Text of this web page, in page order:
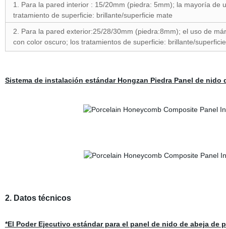
1. Para la pared interior : 15/20mm (piedra: 5mm); la mayoría de
tratamiento de superficie: brillante/superficie mate
2. Para la pared exterior:25/28/30mm (piedra:8mm); el uso de
con color oscuro; los tratamientos de superficie: brillante/
Sistema de instalación estándar Hongzan Piedra Panel de nido
2. Datos técnicos
*El Poder Ejecutivo estándar para el panel de nido de abeja